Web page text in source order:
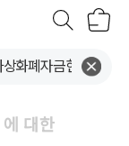
에 대한